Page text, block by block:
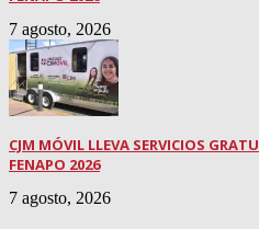
7 agosto, 2026
CJM MÓVIL LLEVA SERVICIOS
FENAPO 2026
7 agosto, 2026